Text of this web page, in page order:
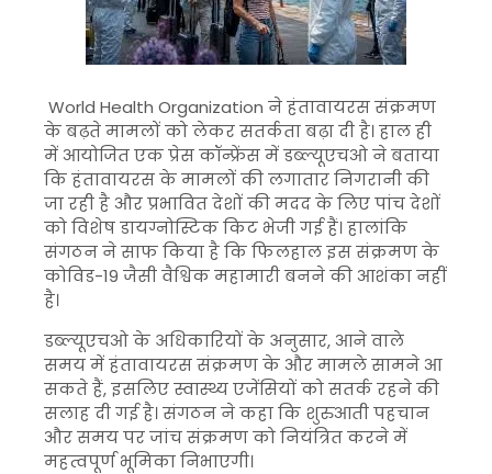
World Health Organization ने हंतावायरस संक्रमण
के बढ़ते मामलों को लेकर सतर्कता बढ़ा दी है। हाल ही
में आयोजित एक प्रेस कॉन्फ्रेंस में डब्ल्यूएचओ ने बताया
कि हंतावायरस के मामलों की लगातार निगरानी की
जा रही है और प्रभावित देशों की मदद के लिए पांच देशों
को विशेष डायग्नोस्टिक किट भेजी गई हैं। हालांकि
संगठन ने साफ किया है कि फिलहाल इस संक्रमण के
कोविड-19 जैसी वैश्विक महामारी बनने की आशंका नहीं
है।
डब्ल्यूएचओ के अधिकारियों के अनुसार, आने वाले
समय में हंतावायरस संक्रमण के और मामले सामने आ
सकते हैं, इसलिए स्वास्थ्य एजेंसियों को सतर्क रहने की
सलाह दी गई है। संगठन ने कहा कि शुरुआती पहचान
और समय पर जांच संक्रमण को नियंत्रित करने में
महत्वपूर्ण भूमिका निभाएगी।